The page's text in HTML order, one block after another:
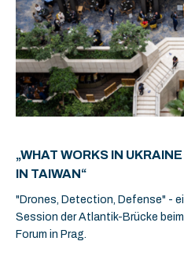
„WHAT WORKS IN
IN TAIWAN“
"Drones, Detection, Defense" -
Session der Atlantik-Brücke
Forum in Prag.